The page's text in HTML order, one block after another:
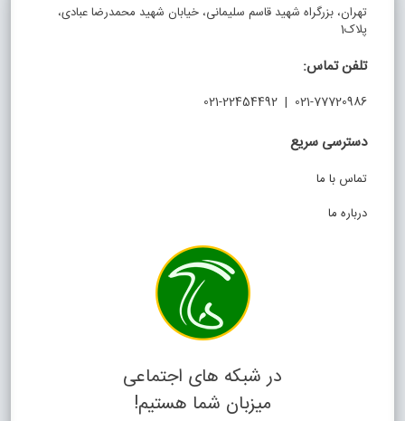
تهران، بزرگراه شهید قاسم سلیمانی، خیابان شهید محمدرضا عبادی،
پلاک1
تلفن تماس:
021-77720986 | 021-22454492
دسترسی سریع
تماس با ما
درباره ما
در شبکه های اجتماعی
میزبان شما هستیم!